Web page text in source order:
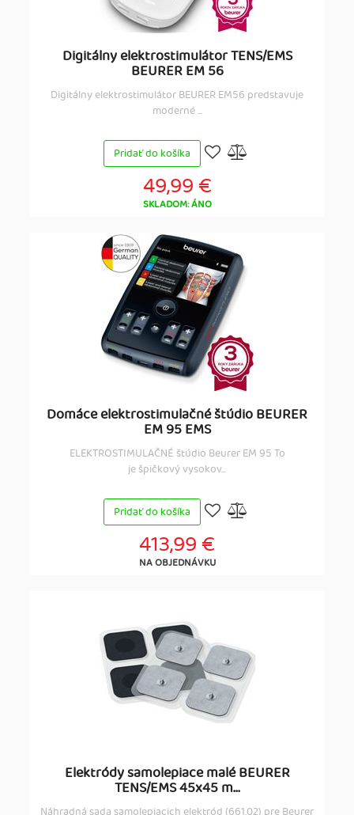
Digitálny elektrostimulátor TENS/EMS
BEURER EM 56
Digitálny elektrostimulátor BEURER EM56 predstavuje
moderné ...
Pridať do košíka
49,99 €
SKLADOM: ÁNO
Domáce elektrostimulačné štúdio BEURER
EM 95 EMS
ELEKTROSTIMULAČNÉ štúdio Beurer EM 95 To
je špičkový vysokov...
Pridať do košíka
413,99 €
NA OBJEDNÁVKU
Elektródy samolepiace malé BEURER
TENS/EMS 45x45 m...